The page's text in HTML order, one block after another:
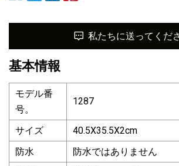
私たちに送ってくだ
基本情報
モデル番
号。
1287
サイズ
40.5X35.5X2cm
防水
防水ではありません